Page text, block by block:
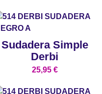
Sudadera Simple
Derbi
25,95 €